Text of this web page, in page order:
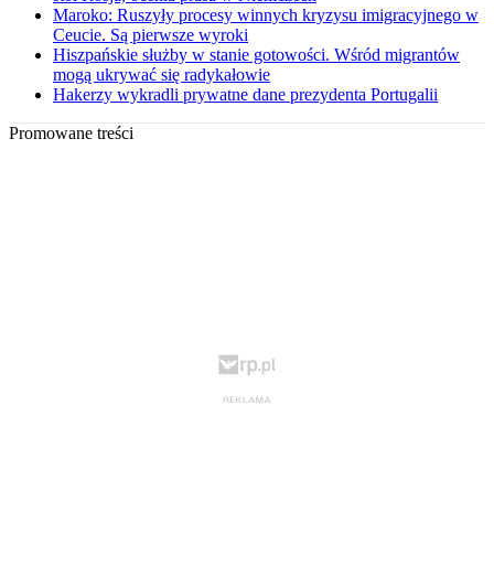
Maroko: Ruszyły procesy winnych kryzysu imigracyjnego w
Ceucie. Są pierwsze wyroki
Hiszpańskie służby w stanie gotowości. Wśród migrantów
mogą ukrywać się radykałowie
Hakerzy wykradli prywatne dane prezydenta Portugalii
Promowane treści